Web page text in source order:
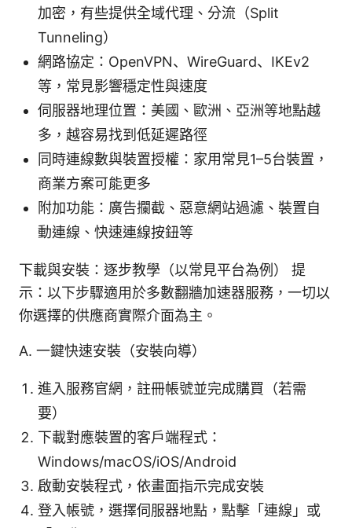
加密，有些提供全域代理、分流（Split
Tunneling）
網路協定：OpenVPN、WireGuard、IKEv2
等，常見影響穩定性與速度
伺服器地理位置：美國、歐洲、亞洲等地點越
多，越容易找到低延遲路徑
同時連線數與裝置授權：家用常見1–5台裝置，
商業方案可能更多
附加功能：廣告攔截、惡意網站過濾、裝置自
動連線、快速連線按鈕等
下載與安裝：逐步教學（以常見平台為例） 提
示：以下步驟適用於多數翻牆加速器服務，一切以
你選擇的供應商實際介面為主。
A. 一鍵快速安裝（安裝向導）
進入服務官網，註冊帳號並完成購買（若需
要）
下載對應裝置的客戶端程式：
Windows/macOS/iOS/Android
啟動安裝程式，依畫面指示完成安裝
登入帳號，選擇伺服器地點，點擊「連線」或